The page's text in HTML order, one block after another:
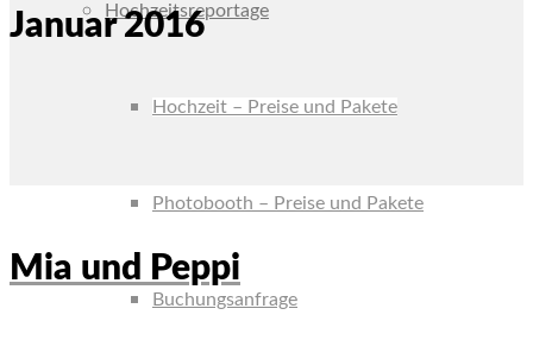
Hochzeitsreportage
Hochzeit – Preise und Pakete
Photobooth – Preise und Pakete
Buchungsanfrage
Januar 2016
Mia und Peppi